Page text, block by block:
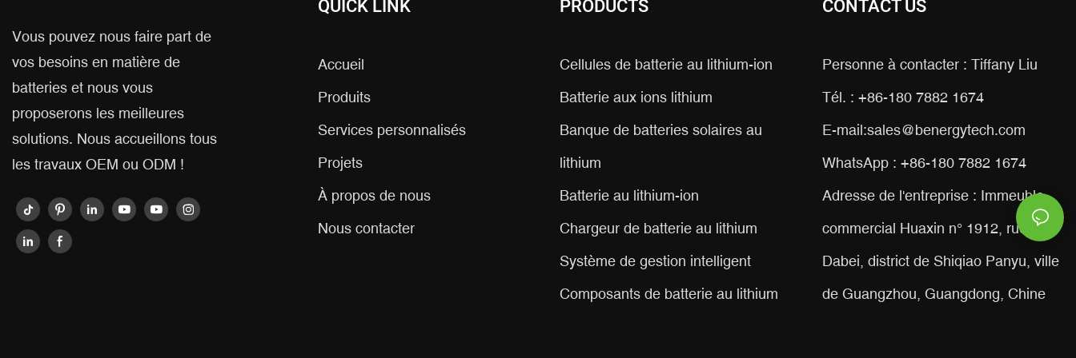
Vous pouvez nous faire part de
vos besoins en matière de
batteries et nous vous
proposerons les meilleures
solutions. Nous accueillons tous
les travaux OEM ou ODM !
QUICK LINK
Accueil
Produits
Services personnalisés
Projets
À propos de nous
Nous contacter
PRODUCTS
Cellules de batterie au lithium-ion
Batterie aux ions lithium
Banque de batteries solaires au
lithium
Batterie au lithium-ion
Chargeur de batterie au lithium
Système de gestion intelligent
Composants de batterie au lithium
CONTACT US
Personne à contacter : Tiffany Liu
Tél. : +86-180 7882 1674
E-mail:sales@benergytech.com
WhatsApp : +86-180 7882 1674
Adresse de l'entreprise : Immeuble
commercial Huaxin n° 1912, rue
Dabei, district de Shiqiao Panyu, ville
de Guangzhou, Guangdong, Chine